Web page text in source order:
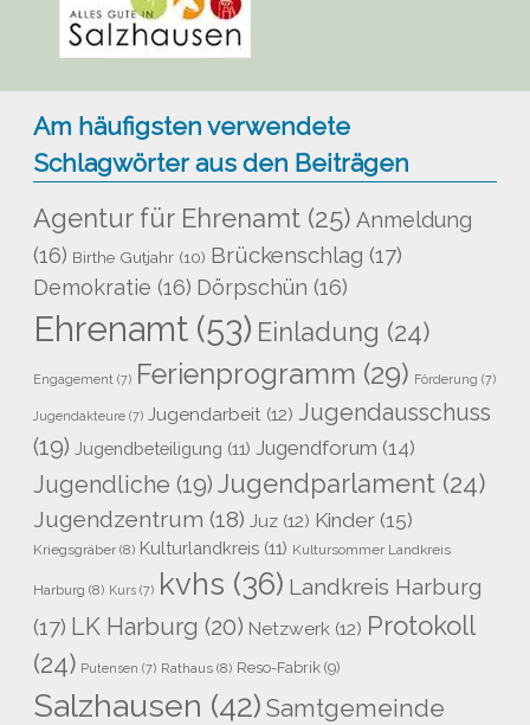
Am häufigsten verwendete
Schlagwörter aus den Beiträgen
Agentur für Ehrenamt (25) Anmeldung
(16) Birthe Gutjahr (10) Brückenschlag (17)
Demokratie (16) Dörpschün (16)
Ehrenamt (53) Einladung (24)
Engagement (7) Ferienprogramm (29) Förderung (7)
Jugendakteure (7) Jugendarbeit (12) Jugendausschuss
(19) Jugendbeteiligung (11) Jugendforum (14)
Jugendliche (19) Jugendparlament (24)
Jugendzentrum (18) Juz (12) Kinder (15)
Kriegsgräber (8) Kulturlandkreis (11) Kultursommer Landkreis
Harburg (8) Kurs (7) kvhs (36) Landkreis Harburg
(17) LK Harburg (20) Netzwerk (12) Protokoll
(24) Putensen (7) Rathaus (8) Reso-Fabrik (9)
Salzhausen (42) Samtgemeinde